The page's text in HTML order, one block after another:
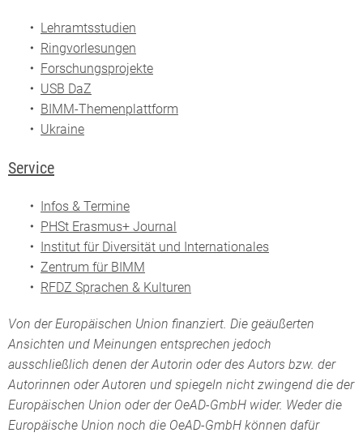
Lehramtsstudien
Ringvorlesungen
Forschungsprojekte
USB DaZ
BIMM-Themenplattform
Ukraine
Service
Infos & Termine
PHSt Erasmus+ Journal
Institut für Diversität und Internationales
Zentrum für BIMM
RFDZ Sprachen & Kulturen
Von der Europäischen Union finanziert. Die geäußerten
Ansichten und Meinungen entsprechen jedoch
ausschließlich denen der Autorin oder des Autors bzw. der
Autorinnen oder Autoren und spiegeln nicht zwingend die der
Europäischen Union oder der OeAD-GmbH wider. Weder die
Europäische Union noch die OeAD-GmbH können dafür